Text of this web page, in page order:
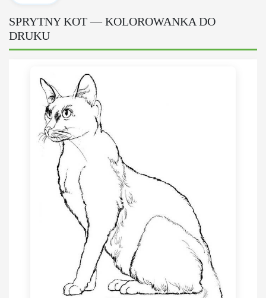
SPRYTNY KOT — KOLOROWANKA DO
DRUKU